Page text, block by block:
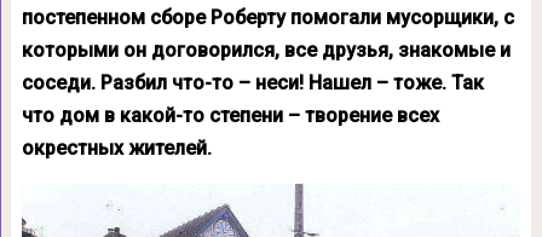
постепенном сборе Роберту помогали мусорщики, с
которыми он договорился, все друзья, знакомые и
соседи. Разбил что-то – неси! Нашел – тоже. Так
что дом в какой-то степени – творение всех
окрестных жителей.